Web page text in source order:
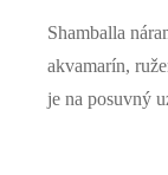
Shamballa
akvamarín,
je na posuvný